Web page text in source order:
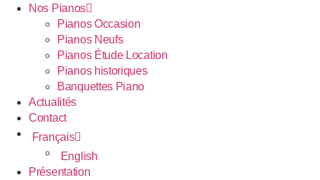
Nos Pianos
Pianos Occasion
Pianos Neufs
Pianos Étude Location
Pianos historiques
Banquettes Piano
Actualités
Contact
Français
English
Présentation